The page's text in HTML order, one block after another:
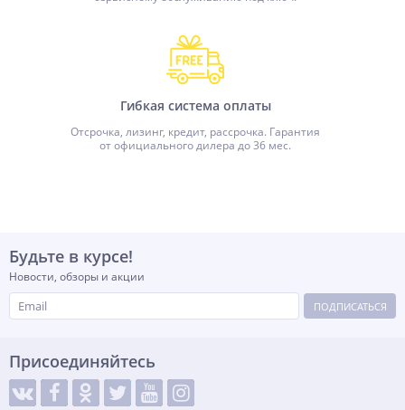
Гибкая система оплаты
Отсрочка, лизинг, кредит, рассрочка. Гарантия
от официального дилера до 36 мес.
Будьте в курсе!
Новости, обзоры и акции
ПОДПИСАТЬСЯ
Присоединяйтесь